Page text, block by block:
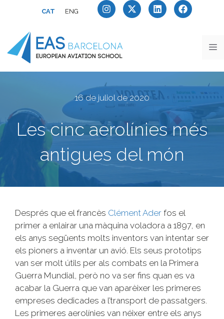
CAT ENG
16 de juliol de 2020
Les cinc aerolínies més
antigues del món
Després que el francès Clément Ader fos el
primer a enlairar una màquina voladora a 1897, en
els anys següents molts inventors van intentar ser
els pioners a inventar un avió. Els seus prototips
van ser molt útils per als combats en la Primera
Guerra Mundial, però no va ser fins quan es va
acabar la Guerra que van aparèixer les primeres
empreses dedicades a l’transport de passatgers.
Les primeres aerolínies van néixer entre els anys